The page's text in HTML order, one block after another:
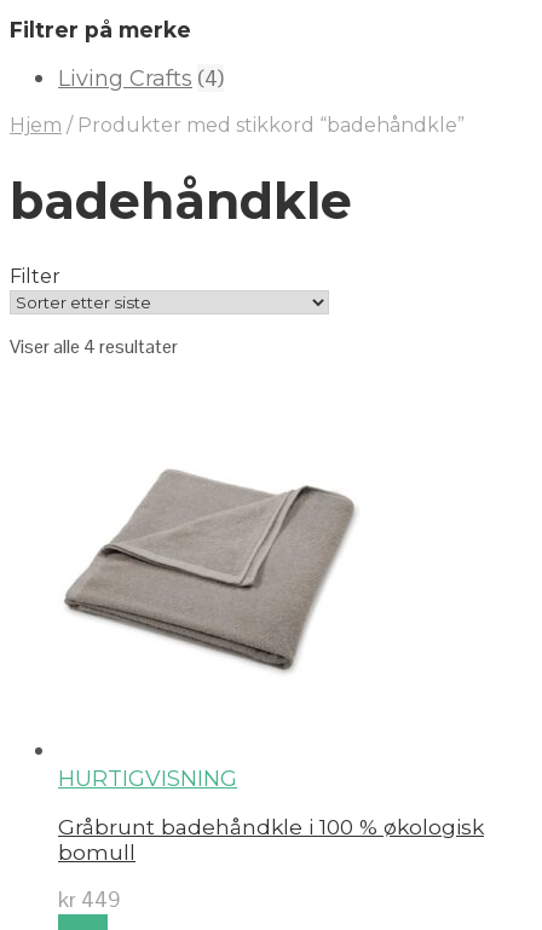
Filtrer på merke
Living Crafts (4)
Hjem / Produkter med stikkord “badehåndkle”
badehåndkle
Filter
Viser alle 4 resultater
HURTIGVISNING
Gråbrunt badehåndkle i 100 % økologisk
bomull
kr 449